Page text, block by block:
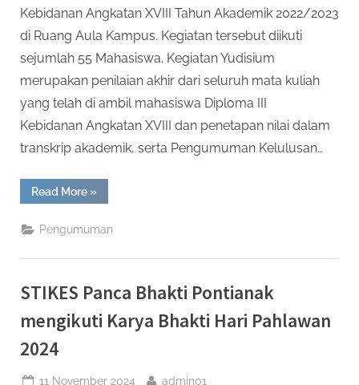
Kebidanan Angkatan XVIII Tahun Akademik 2022/2023
di Ruang Aula Kampus. Kegiatan tersebut diikuti
sejumlah 55 Mahasiswa. Kegiatan Yudisium
merupakan penilaian akhir dari seluruh mata kuliah
yang telah di ambil mahasiswa Diploma III
Kebidanan Angkatan XVIII dan penetapan nilai dalam
transkrip akademik, serta Pengumuman Kelulusan…
Read More“Yudisium
Ke-
STIKES
Panca
Pontianak”
»
Pengumuman
STIKES Panca Bhakti Pontianak
mengikuti Karya Bhakti Hari Pahlawan
2024
Posted
11 November 2024 By
admin01